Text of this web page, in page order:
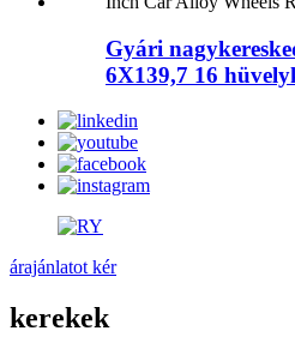
Gyári
6X139,7 16
árajánlatot kér
kerekek